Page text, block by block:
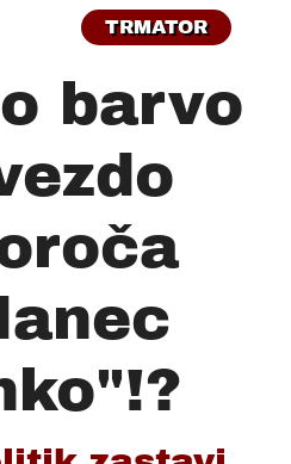
TRMATOR
barvo